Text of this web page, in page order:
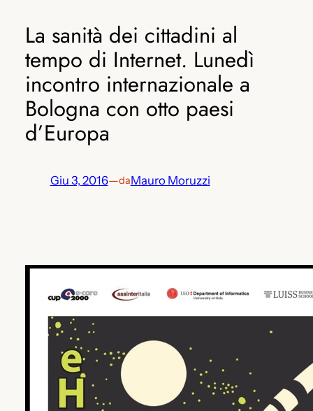
La sanità dei cittadini al
tempo di Internet. Lunedì
incontro internazionale a
Bologna con otto paesi
d’Europa
Giu 3, 2016—daMauro Moruzzi